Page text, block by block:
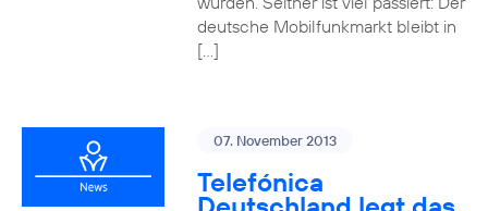
deutsche Mobilfunkmarkt bleibt in
[…]
07. November 2013
Telefónica